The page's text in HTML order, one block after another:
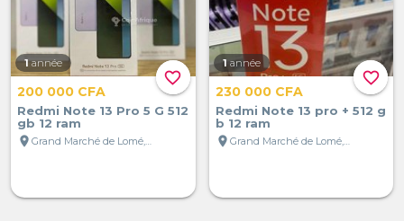
favorite_border
1 année
200 000 CFA
Redmi Note 13 Pro 5 G 512
gb 12 ram
location_on
favorite_border
1 année
230 000 CFA
Redmi Note 13 pro + 512 g
b 12 ram
location_on